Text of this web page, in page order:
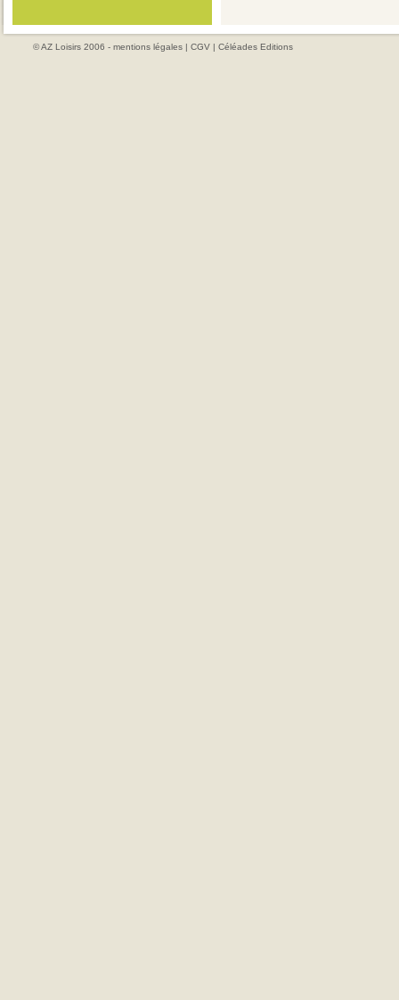
© AZ Loisirs 2006 - mentions légales | CGV | Céléades Editions